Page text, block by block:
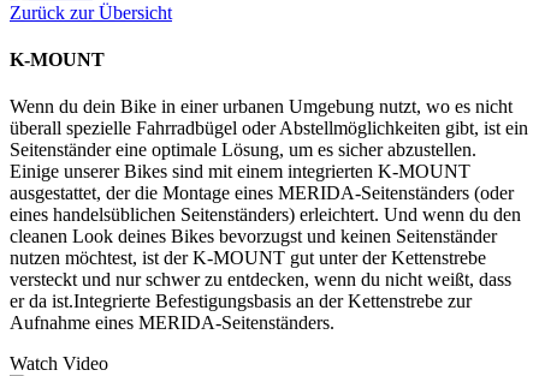
Zurück zur Übersicht
K-MOUNT
Wenn du dein Bike in einer urbanen Umgebung nutzt, wo es nicht
überall spezielle Fahrradbügel oder Abstellmöglichkeiten gibt, ist ein
Seitenständer eine optimale Lösung, um es sicher abzustellen.
Einige unserer Bikes sind mit einem integrierten K-MOUNT
ausgestattet, der die Montage eines MERIDA-Seitenständers (oder
eines handelsüblichen Seitenständers) erleichtert. Und wenn du den
cleanen Look deines Bikes bevorzugst und keinen Seitenständer
nutzen möchtest, ist der K-MOUNT gut unter der Kettenstrebe
versteckt und nur schwer zu entdecken, wenn du nicht weißt, dass
er da ist.Integrierte Befestigungsbasis an der Kettenstrebe zur
Aufnahme eines MERIDA-Seitenständers.
Watch Video